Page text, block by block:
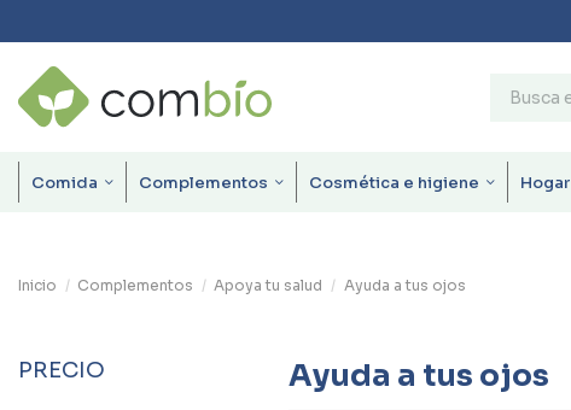
Comida Complementos Cosmética e higiene Hogar
Inicio Complementos Apoya tu salud Ayuda a tus ojos
Ayuda a tus ojos
PRECIO